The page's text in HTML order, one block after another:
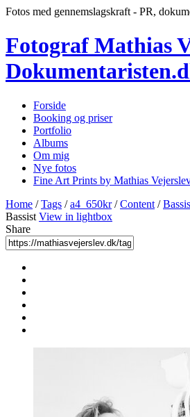
Fotos med gennemslagskraft - PR,
Fotograf Mathias
Forside
Booking og priser
Portfolio
Albums
Om mig
Nye fotos
Fine Art Prints by Mathias
Home /Tags /a4_650kr/Content /
Bassist View in lightbox
Share